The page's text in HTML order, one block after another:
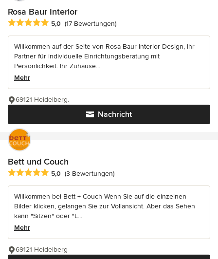
Rosa Baur Interior
Durchschnittliche Bewertung: 5 von 5 Sternen
5,0 (17 Bewertungen)
Willkommen auf der Seite von Rosa Baur Interior Design, Ihr
Partner für individuelle Einrichtungsberatung mit
Persönlichkeit. Ihr Zuhause...
Mehr
Nachricht
69121 Heidelberg.
Bett und Couch
Durchschnittliche Bewertung: 5 von 5 Sternen
5,0 (3 Bewertungen)
Willkommen bei Bett + Couch Wenn Sie auf die einzelnen
Bilder klicken, gelangen Sie zur Vollansicht. Aber das Sehen
kann "Sitzen" oder "L...
Mehr
69121 Heidelberg